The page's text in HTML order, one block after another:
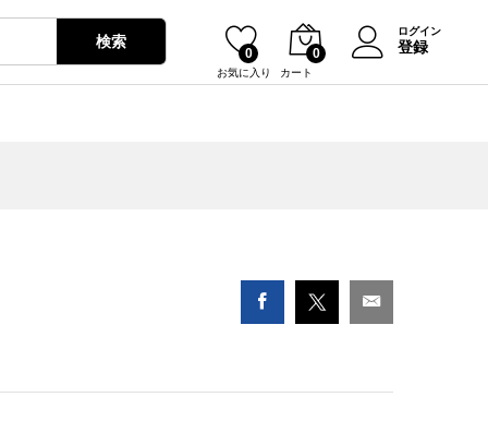
検索
お気に入り
0
カート
0
ログイン
登録
¥14,450 カートに入れる